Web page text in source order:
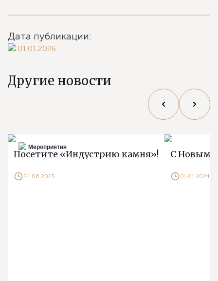
Дата публикации:
01.01.2026
Другие новости
Мероприятия
Посетите «Индустрию камня»!
24.06.2025
С Новым
01.01.2024